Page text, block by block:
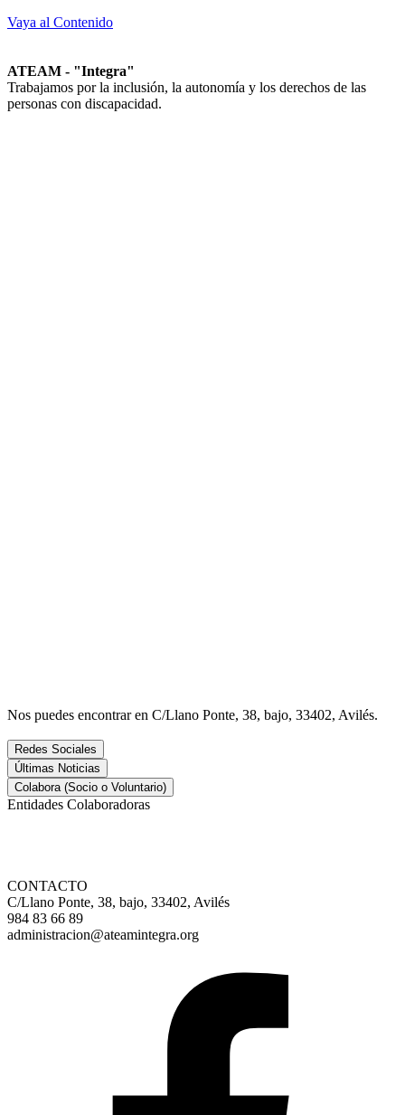
Vaya al Contenido
ATEAM - "Integra"
Trabajamos por la inclusión, la autonomía y los derechos de las
personas con discapacidad.
Nos puedes encontrar en C/Llano Ponte, 38, bajo, 33402, Avilés.
Redes Sociales
Últimas Noticias
Colabora (Socio o Voluntario)
Entidades Colaboradoras
CONTACTO
C/Llano Ponte, 38, bajo, 33402, Avilés
984 83 66 89
administracion@ateamintegra.org